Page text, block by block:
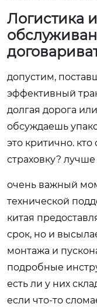
Логистика
допустим,
эффективный
долгая дорога
обсуждаешь
это критично. кто
страховку?
очень важный
технической
китая
срок, но и
монтажа и
подробные
есть ли у них
если что-то